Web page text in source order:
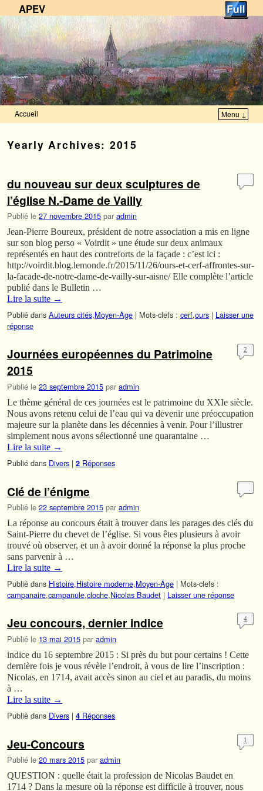
APEV
Accueil Menu ↓
Yearly Archives: 2015
du nouveau sur deux sculptures de
l’église N.-Dame de Vailly
Publié le 27 novembre 2015 par admin
Jean-Pierre Boureux, président de notre association a mis en ligne
sur son blog perso « Voirdit » une étude sur deux animaux
représentés en haut des contreforts de la façade : c’est ici :
http://voirdit.blog.lemonde.fr/2015/11/26/ours-et-cerf-affrontes-sur-
la-facade-de-notre-dame-de-vailly-sur-aisne/ Elle complète l’article
publié dans le Bulletin …
Lire la suite →
Publié dans Auteurs cités,Moyen-Âge | Mots-clefs : cerf,ours | Laisser une
réponse
Journées européennes du Patrimoine
2015
Publié le 23 septembre 2015 par admin
2
Le thème général de ces journées est le patrimoine du XXIe siècle.
Nous avons retenu celui de l’eau qui va devenir une préoccupation
majeure sur la planète dans les décennies à venir. Pour l’illustrer
simplement nous avons sélectionné une quarantaine …
Lire la suite →
Publié dans Divers | 2 Réponses
Clé de l’énigme
Publié le 22 septembre 2015 par admin
La réponse au concours était à trouver dans les parages des clés du
Saint-Pierre du chevet de l’église. Si vous êtes plusieurs à avoir
trouvé où observer, et un à avoir donné la réponse la plus proche
sans parvenir à …
Lire la suite →
Publié dans Histoire,Histoire moderne,Moyen-Âge | Mots-clefs :
campanaire,campanule,cloche,Nicolas Baudet | Laisser une réponse
Jeu concours, dernier indice
Publié le 13 mai 2015 par admin
4
indice du 16 septembre 2015 : Si près du but pour certains ! Cette
dernière fois je vous révèle l’endroit, à vous de lire l’inscription :
Nicolas, en 1714, avait accès sinon au ciel et au paradis, du moins
à …
Lire la suite →
Publié dans Divers | 4 Réponses
Jeu-Concours
Publié le 20 mars 2015 par admin
1
QUESTION : quelle était la profession de Nicolas Baudet en
1714 ? Dans la mesure où la réponse est difficile à trouver, nous